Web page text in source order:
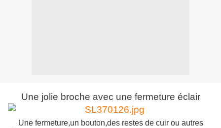
Une jolie broche avec une fermeture éclair
Une fermeture,un bouton,des restes de cuir ou autres